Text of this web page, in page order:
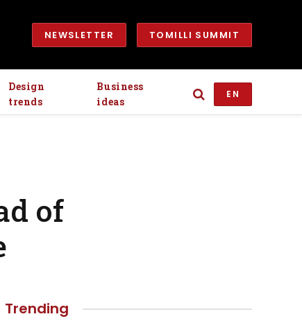
NEWSLETTER TOMILLI SUMMIT
Design
trends
Business
ideas
EN
of
Trending